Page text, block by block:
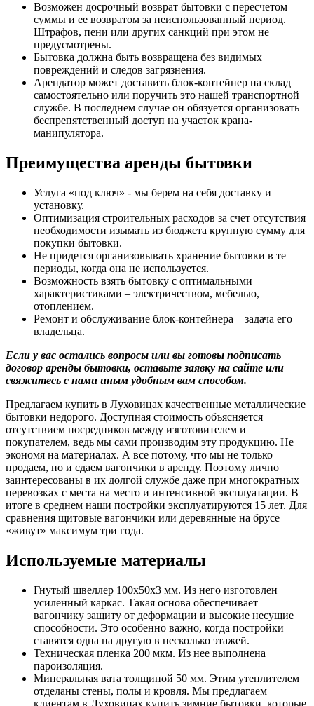
Возможен досрочный возврат бытовки с пересчетом
суммы и ее возвратом за неиспользованный период.
Штрафов, пени или других санкций при этом не
предусмотрены.
Бытовка должна быть возвращена без видимых
повреждений и следов загрязнения.
Арендатор может доставить блок-контейнер на склад
самостоятельно или поручить это нашей транспортной
службе. В последнем случае он обязуется организовать
беспрепятственный доступ на участок крана-
манипулятора.
Преимущества аренды бытовки
Услуга «под ключ» - мы берем на себя доставку и
установку.
Оптимизация строительных расходов за счет отсутствия
необходимости изымать из бюджета крупную сумму для
покупки бытовки.
Не придется организовывать хранение бытовки в те
периоды, когда она не используется.
Возможность взять бытовку с оптимальными
характеристиками – электричеством, мебелью,
отоплением.
Ремонт и обслуживание блок-контейнера – задача его
владельца.
Если у вас остались вопросы или вы готовы подписать
договор аренды бытовки, оставьте заявку на сайте или
свяжитесь с нами иным удобным вам способом.
Предлагаем купить в Луховицах качественные металлические
бытовки недорого. Доступная стоимость объясняется
отсутствием посредников между изготовителем и
покупателем, ведь мы сами производим эту продукцию. Не
экономя на материалах. А все потому, что мы не только
продаем, но и сдаем вагончики в аренду. Поэтому лично
заинтересованы в их долгой службе даже при многократных
перевозках с места на место и интенсивной эксплуатации. В
итоге в среднем наши постройки эксплуатируются 15 лет. Для
сравнения щитовые вагончики или деревянные на брусе
«живут» максимум три года.
Используемые материалы
Гнутый швеллер 100х50х3 мм. Из него изготовлен
усиленный каркас. Такая основа обеспечивает
вагончику защиту от деформации и высокие несущие
способности. Это особенно важно, когда постройки
ставятся одна на другую в несколько этажей.
Техническая пленка 200 мкм. Из нее выполнена
пароизоляция.
Минеральная вата толщиной 50 мм. Этим утеплителем
отделаны стены, полы и кровля. Мы предлагаем
клиентам в Луховицах купить зимние бытовки, которые